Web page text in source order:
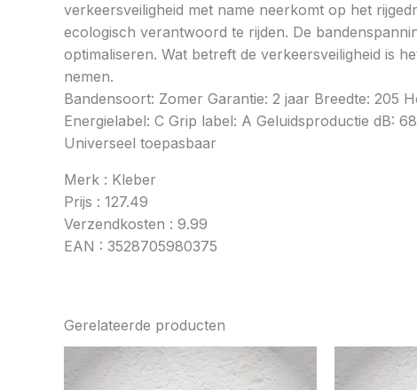
verkeersveiligheid met name neerkomt op het
ecologisch verantwoord te rijden. De
optimaliseren. Wat betreft de verkeersveiligheid is
nemen.
Bandensoort: Zomer Garantie: 2 jaar Breedte: 205
Energielabel: C Grip label: A Geluidsproductie dB:
Universeel toepasbaar
Merk : Kleber
Prijs : 127.49
Verzendkosten : 9.99
EAN : 3528705980375
Gerelateerde producten